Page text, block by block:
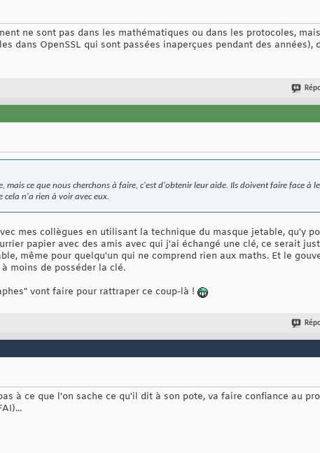
ne sont pas dans les mathématiques ou dans les protocoles,
dans OpenSSL qui sont passées inaperçues pendant des années),
mais ce que nous cherchons à faire, c'est d'obtenir leur aide. Ils doivent faire face à
cela n'a rien à voir avec eux.
mes collègues en utilisant la technique du masque jetable, qu'y
papier avec des amis avec qui j'ai échangé une clé, ce serait
même pour quelqu'un qui ne comprend rien aux maths. Et le
moins de posséder la clé.
vont faire pour rattraper ce coup-là !
à ce que l'on sache ce qu'il dit à son pote, va faire confiance au